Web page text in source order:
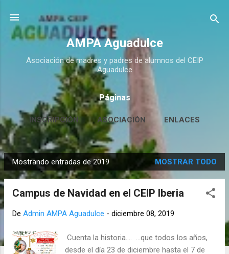
Ir al contenido principal
AMPA Aguadulce
Asociación de madres y padres de alumnos del CEIP
Aguadulce
Páginas
INSCRIPCIÓN ASOCIACIÓN ENLACES
CONTACTO MÁS… HUERTO ESCOLAR
E
n
Mostrando entradas de 2019 MOSTRAR TODO
Campus de Navidad en el CEIP Iberia
De Admin AMPA Aguadulce - diciembre 08, 2019
Cuenta la historia…. …que todos los años,
desde el día 23 de diciembre hasta el 7 de